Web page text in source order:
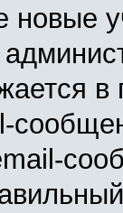
новые
в